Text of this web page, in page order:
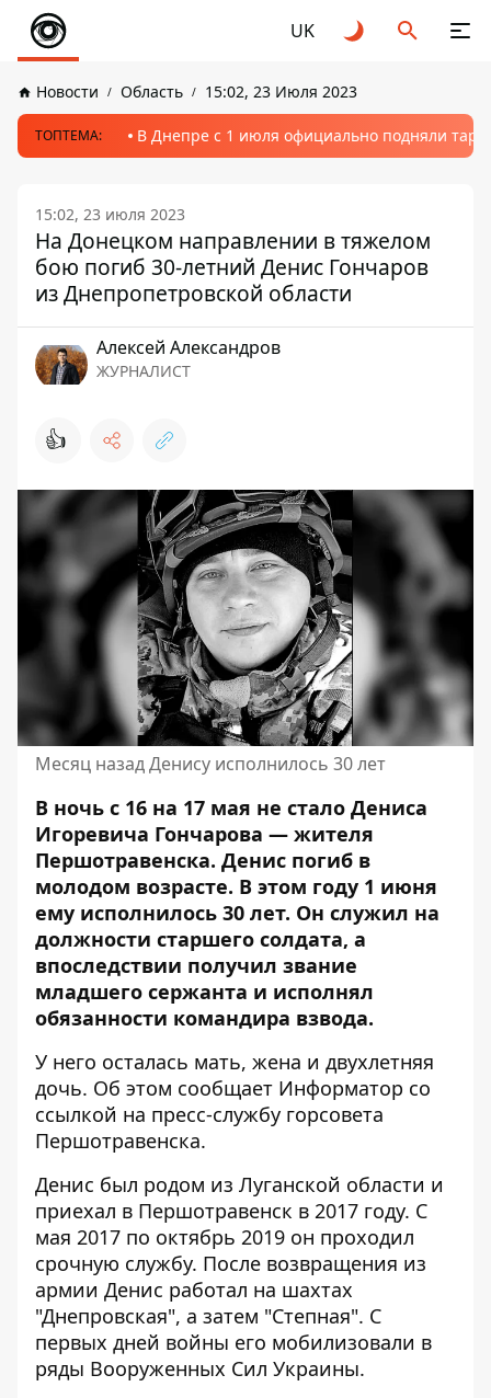
UK
Новости Область 15:02, 23 Июля 2023
ТОПТЕМА: В Днепре с 1 июля официально подняли
15:02, 23 июля 2023
На Донецком направлении в тяжелом
бою погиб 30-летний Денис Гончаров
из Днепропетровской области
Алексей Александров
ЖУРНАЛИСТ
👍
Месяц назад Денису исполнилось 30 лет
В ночь с 16 на 17 мая не стало Дениса
Игоревича Гончарова — жителя
Першотравенска. Денис погиб в
молодом возрасте. В этом году 1 июня
ему исполнилось 30 лет. Он служил на
должности старшего солдата, а
впоследствии получил звание
младшего сержанта и исполнял
обязанности командира взвода.
У него осталась мать, жена и двухлетняя
дочь. Об этом сообщает Информатор со
ссылкой на пресс-службу горсовета
Першотравенска.
Денис был родом из Луганской области и
приехал в Першотравенск в 2017 году. С
мая 2017 по октябрь 2019 он проходил
срочную службу. После возвращения из
армии Денис работал на шахтах
"Днепровская", а затем "Степная". С
первых дней войны его мобилизовали в
ряды Вооруженных Сил Украины.